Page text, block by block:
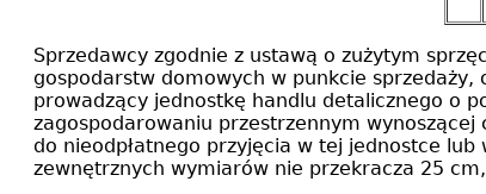
Sprzedawcy zgodnie z ustawą o zużytym
gospodarstw domowych w punkcie
prowadzący jednostkę handlu detalicznego o
zagospodarowaniu przestrzennym
do nieodpłatnego przyjęcia w tej jednostce
zewnętrznych wymiarów nie przekracza 25